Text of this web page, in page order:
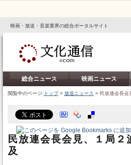
映画・放送・音楽業界の総合ポータルサイト
総合ニュース 映画ニュース
閲覧中のページ: トップ> 放送ニュース > 民放連会長会
民放連会長会見、１局
及